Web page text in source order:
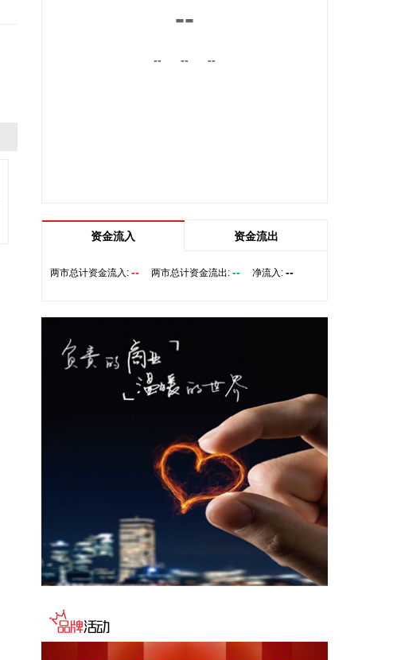
一博科技8月6日接受机构调研时表示，截至目前，公
增速整体上逐月提高，增长较快的领域有ATE产品、
明显高于上半年，毛利率随着产能利用率的提升也在
2026-08-06 22:36:20
长兼总经理曾毓群举行会谈。双方围绕深化新能源、
交能融合、绿色发展、科技创新等领域合作进行深入
创源股份(300703)8月6日在互动平台回复称，公司目
前并未自建算力中心，更多聚焦于算力资源的应用，
通过与外部算力服务商合作，积极建设AIGC技术平
台。目前AIGC技术平台对公司业绩不产生直接影
2026-08-06 22:24:14
纳斯达克100指数转涨，标普500指数涨0.2%。美光
幅后涨近2%。其他存储股也大幅收窄跌幅。
2026-08-06 22:20:19
--
-- -- --
资金流入 资金流出
两市总计资金流入: -- 两市总计资金流出: -- 净流入: --